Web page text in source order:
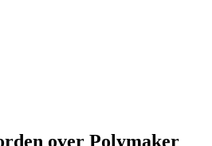
over Polymaker